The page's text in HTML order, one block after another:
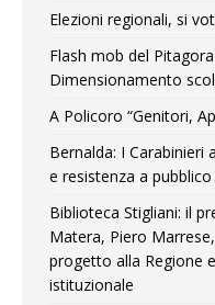
Elezioni regionali, si
Flash mob del
Dimensionamento
A Policoro “Genitori,
Bernalda: I Carabinieri
e resistenza a
Biblioteca Stigliani: il
Matera, Piero
progetto alla Regione
istituzionale